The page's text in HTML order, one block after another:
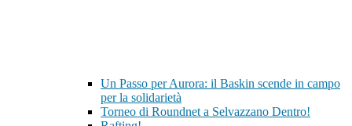
Un Passo per Aurora: il Baskin scende in campo
per la solidarietà
Torneo di Roundnet a Selvazzano Dentro!